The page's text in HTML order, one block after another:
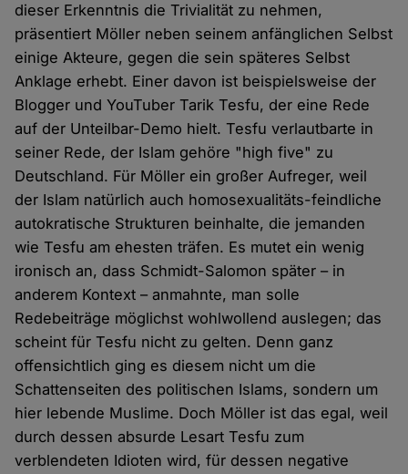
dieser Erkenntnis die Trivialität zu nehmen,
präsentiert Möller neben seinem anfänglichen Selbst
einige Akteure, gegen die sein späteres Selbst
Anklage erhebt. Einer davon ist beispielsweise der
Blogger und YouTuber Tarik Tesfu, der eine Rede
auf der Unteilbar-Demo hielt. Tesfu verlautbarte in
seiner Rede, der Islam gehöre "high five" zu
Deutschland. Für Möller ein großer Aufreger, weil
der Islam natürlich auch homosexualitäts-feindliche
autokratische Strukturen beinhalte, die jemanden
wie Tesfu am ehesten träfen. Es mutet ein wenig
ironisch an, dass Schmidt-Salomon später – in
anderem Kontext – anmahnte, man solle
Redebeiträge möglichst wohlwollend auslegen; das
scheint für Tesfu nicht zu gelten. Denn ganz
offensichtlich ging es diesem nicht um die
Schattenseiten des politischen Islams, sondern um
hier lebende Muslime. Doch Möller ist das egal, weil
durch dessen absurde Lesart Tesfu zum
verblendeten Idioten wird, für dessen negative